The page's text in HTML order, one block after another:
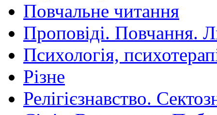
Повчальне читання
Проповіді. Повчання.
Психологія,
Різне
Релігієзнавство.